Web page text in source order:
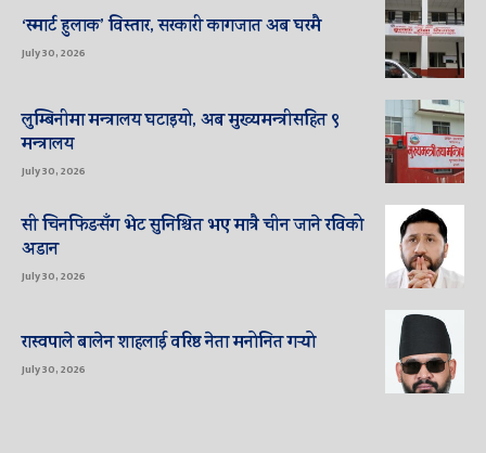
‘स्मार्ट हुलाक’ विस्तार, सरकारी कागजात अब घरमै
July 30, 2026
लुम्बिनीमा मन्त्रालय घटाइयो, अब मुख्यमन्त्रीसहित ९
मन्त्रालय
July 30, 2026
सी चिनफिङसँग भेट सुनिश्चित भए मात्रै चीन जाने रविको
अडान
July 30, 2026
रास्वपाले बालेन शाहलाई वरिष्ठ नेता मनोनित गर्‍यो
July 30, 2026